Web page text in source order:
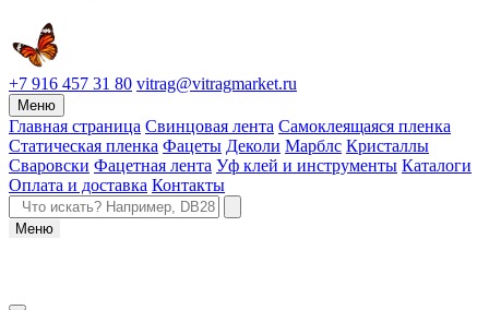
+7 916 457 31 80 vitrag@vitragmarket.ru
Меню
Главная страница Свинцовая лента Самоклеящаяся пленка
Статическая пленка Фацеты Деколи Марблс Кристаллы
Сваровски Фацетная лента Уф клей и инструменты Каталоги
Оплата и доставка Контакты
Меню